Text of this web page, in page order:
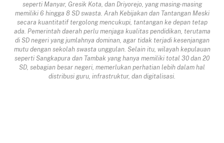
seperti Manyar, Gresik Kota, dan Driyorejo, yang masing-masing
memiliki 6 hingga 8 SD swasta. Arah Kebijakan dan Tantangan Meski
secara kuantitatif tergolong mencukupi, tantangan ke depan tetap
ada. Pemerintah daerah perlu menjaga kualitas pendidikan, terutama
di SD negeri yang jumlahnya dominan, agar tidak terjadi kesenjangan
mutu dengan sekolah swasta unggulan. Selain itu, wilayah kepulauan
seperti Sangkapura dan Tambak yang hanya memiliki total 30 dan 20
SD, sebagian besar negeri, memerlukan perhatian lebih dalam hal
distribusi guru, infrastruktur, dan digitalisasi.